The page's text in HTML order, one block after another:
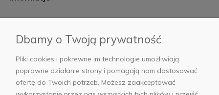
AB Foto
Dbamy o Twoją prywatność
Pliki cookies i pokrewne im technologie umożliwiają
poprawne działanie strony i pomagają nam dostosować
ofertę do Twoich potrzeb. Możesz zaakceptować